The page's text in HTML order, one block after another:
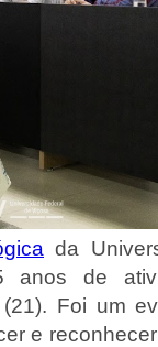
da
anos de
Foi um
e